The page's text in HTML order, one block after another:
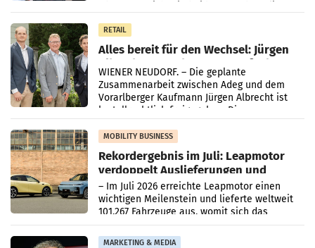
RETAIL
Alles bereit für den Wechsel: Jürgen
Albrecht setzt ab 1.1.2027 auf Adeg
WIENER NEUDORF. – Die geplante
Zusammenarbeit zwischen Adeg und dem
Vorarlberger Kaufmann Jürgen Albrecht ist
kartellrechtlich freigegeben: Die
Bundeswettbewerbsbehörde und der
Bundeskartellanwalt
MOBILITY BUSINESS
Rekordergebnis im Juli: Leapmotor
verdoppelt Auslieferungen und
überschreitet die 100.000er-Marke
– Im Juli 2026 erreichte Leapmotor einen
wichtigen Meilenstein und lieferte weltweit
101.267 Fahrzeuge aus, womit sich das
Ergebnis gegenüber Juli 2025 mehr als
verdoppelte (+102
MARKETING & MEDIA